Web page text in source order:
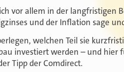
vor allem in der langfristigen
und der Inflation sage
welchen Teil sie
investiert werden – und hier
Tipp der Comdirect.